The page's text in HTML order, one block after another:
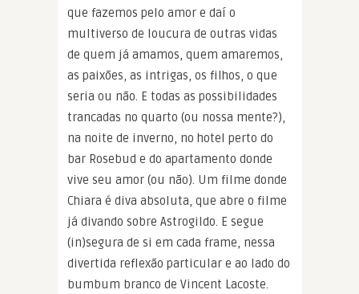
que fazemos pelo amor e daí o
multiverso de loucura de outras vidas
de quem já amamos, quem amaremos,
as paixões, as intrigas, os filhos, o que
seria ou não. E todas as possibilidades
trancadas no quarto (ou nossa mente?),
na noite de inverno, no hotel perto do
bar Rosebud e do apartamento donde
vive seu amor (ou não). Um filme donde
Chiara é diva absoluta, que abre o filme
já divando sobre Astrogildo. E segue
(in)segura de si em cada frame, nessa
divertida reflexão particular e ao lado do
bumbum branco de Vincent Lacoste.